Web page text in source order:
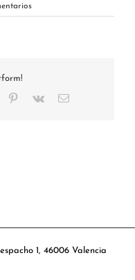
Pinterest
Vk
Correo
1, 46006 Valencia